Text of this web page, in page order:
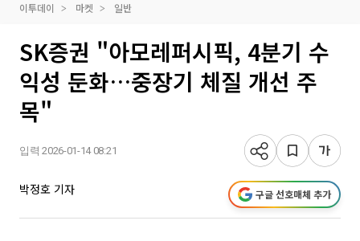
이투데이 마켓 일반
SK증권 "아모레퍼시픽, 4분기 수
익성 둔화…중장기 체질 개선 주
목"
입력 2026-01-14 08:21
박정호 기자 구글 선호매체 추가